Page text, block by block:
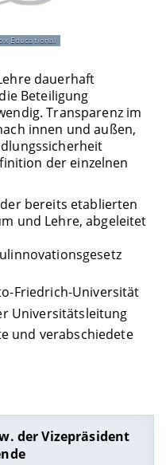
Educational
dauerhaft
Beteiligung
Transparenz im
innen und außen,
der einzelnen
bereits etablierten
und Lehre, abgeleitet
Friedrich-Universität
Universitätsleitung
und verabschiedete
der Vizepräsident